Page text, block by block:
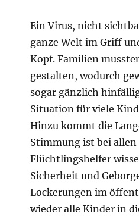
Ein Virus, nicht
ganze Welt im Griff
Kopf. Familien
gestalten, wodurch
sogar gänzlich
Situation für viele
Hinzu kommt die
Stimmung ist bei allen
Flüchtlingshelfer
Sicherheit und
Lockerungen im
wieder alle Kinder in